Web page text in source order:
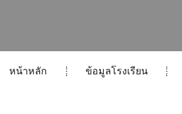
หน้าหลัก ข้อมูลโรงเรียน